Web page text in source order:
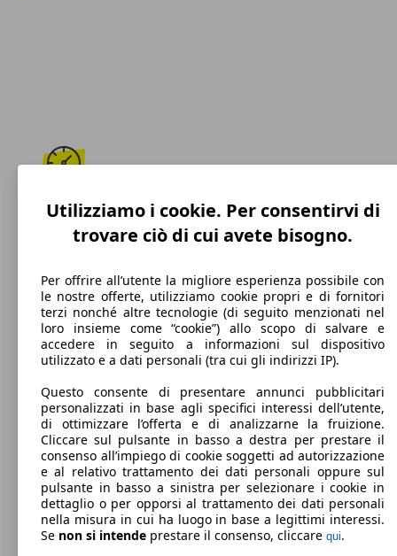
188 km/h
Velocità massima
Benzina
Carburante
110 g/km
Emissioni di CO2 (combinato)*
Utilizziamo i cookie. Per consentirvi di
trovare ciò di cui avete bisogno.
Per offrire all’utente la migliore esperienza possibile con
le nostre offerte, utilizziamo cookie propri e di fornitori
terzi nonché altre tecnologie (di seguito menzionati nel
loro insieme come “cookie”) allo scopo di salvare e
accedere in seguito a informazioni sul dispositivo
utilizzato e a dati personali (tra cui gli indirizzi IP).
Questo consente di presentare annunci pubblicitari
personalizzati in base agli specifici interessi dell’utente,
di ottimizzare l’offerta e di analizzarne la fruizione.
Cliccare sul pulsante in basso a destra per prestare il
consenso all’impiego di cookie soggetti ad autorizzazione
e al relativo trattamento dei dati personali oppure sul
pulsante in basso a sinistra per selezionare i cookie in
dettaglio o per opporsi al trattamento dei dati personali
nella misura in cui ha luogo in base a legittimi interessi.
Se non si intende prestare il consenso, cliccare qui.